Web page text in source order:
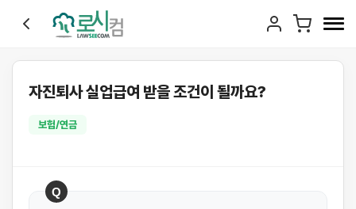
자진퇴사 실업급여 받을 조건이 될까요?
보험/연금
Q